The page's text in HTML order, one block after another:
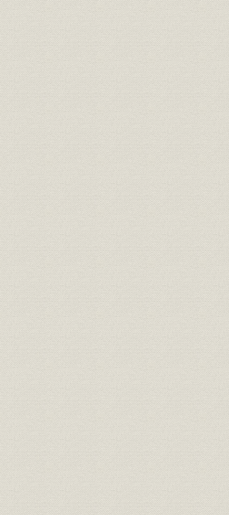
第一節 明治中期における諸事業の動向
第二節 事業統轄機関の形成
第三節 三井家憲の制定
第九章 三井合名会社の成立
第一節 三井家事業の発展と事業統轄機関の確立
第二節 三井家事業整理の進行と管理部
第三節 財閥本部機構の確立
第四節 明治四二年の三井家営業組織改革
三井家略系図
三井事業略年表
索引
執筆分担 第一~九章 岩崎宏之
詳細表目次
第一章
第二章
第三章
第四章
第五章
第六章
第七章
第八章
第九章
詳細図目次
詳細写真目次